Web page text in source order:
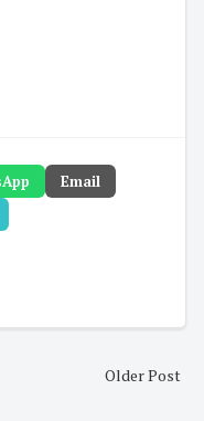
Email
Older Post